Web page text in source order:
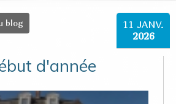
blog 11 JANV.
2026
d'année